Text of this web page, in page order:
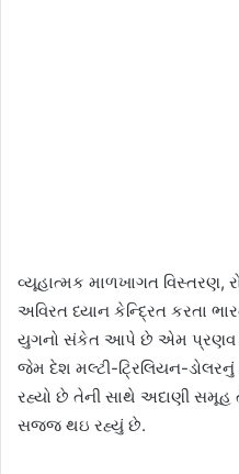
વ્યૂહાત્મક માળખાગત વિસ્તરણ,
અવિરત ધ્યાન કેન્દ્રિત કરતા
યુગનો સંકેત આપે છે એમ પ્રણવ
જેમ દેશ મલ્ટી-ટ્રિલિયન-ડોલરનું
રહ્યો છે તેની સાથે અદાણી સમૂહ
સજ્જ થઇ રહ્યું છે.